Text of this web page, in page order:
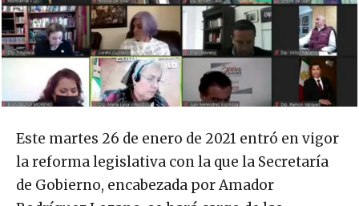
Este martes 26 de enero de 2021 entró en vigor
la reforma legislativa con la que la Secretaría
de Gobierno, encabezada por Amador